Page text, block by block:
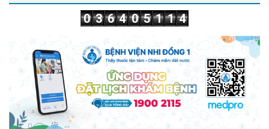
0 3 6 4 0 5 1 1 4